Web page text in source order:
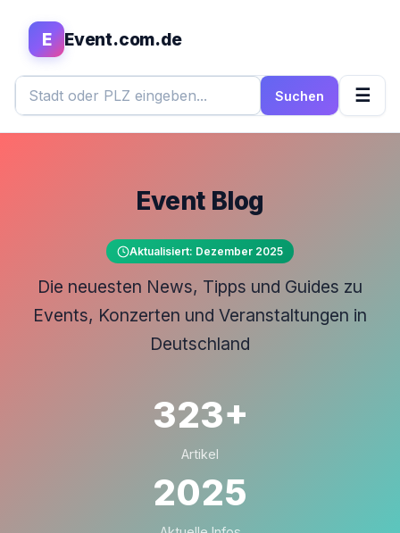
E Event.com.de
Suchen ☰
Event Blog
Aktualisiert: Dezember 2025
Die neuesten News, Tipps und Guides zu
Events, Konzerten und Veranstaltungen in
Deutschland
323+
Artikel
2025